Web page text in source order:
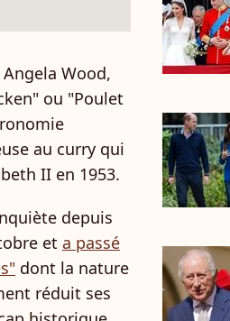
Wood,
ou "Poulet
au curry qui
II en 1953.
depuis
et a passé
dont la nature
réduit ses